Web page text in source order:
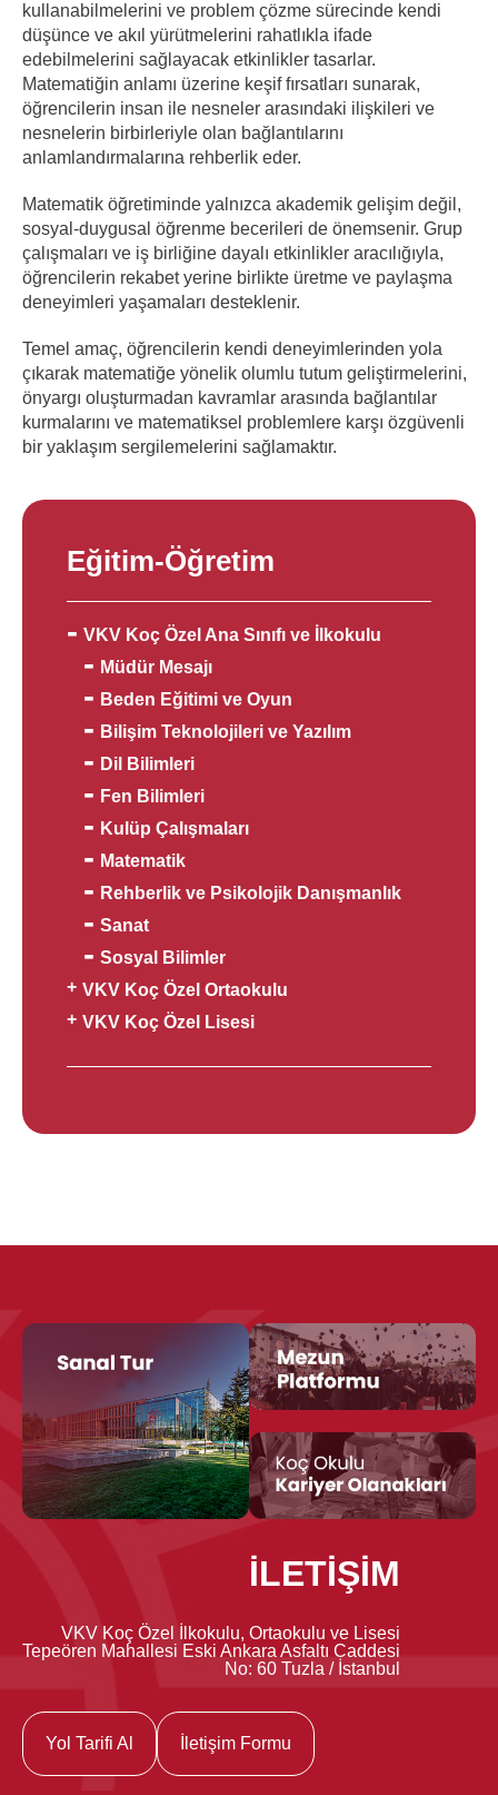
kullanabilmelerini ve problem çözme sürecinde kendi
düşünce ve akıl yürütmelerini rahatlıkla ifade
edebilmelerini sağlayacak etkinlikler tasarlar.
Matematiğin anlamı üzerine keşif fırsatları sunarak,
öğrencilerin insan ile nesneler arasındaki ilişkileri ve
nesnelerin birbirleriyle olan bağlantılarını
anlamlandırmalarına rehberlik eder.
Matematik öğretiminde yalnızca akademik gelişim değil,
sosyal-duygusal öğrenme becerileri de önemsenir. Grup
çalışmaları ve iş birliğine dayalı etkinlikler aracılığıyla,
öğrencilerin rekabet yerine birlikte üretme ve paylaşma
deneyimleri yaşamaları desteklenir.
Temel amaç, öğrencilerin kendi deneyimlerinden yola
çıkarak matematiğe yönelik olumlu tutum geliştirmelerini,
önyargı oluşturmadan kavramlar arasında bağlantılar
kurmalarını ve matematiksel problemlere karşı özgüvenli
bir yaklaşım sergilemelerini sağlamaktır.
Eğitim-Öğretim
VKV Koç Özel Ana Sınıfı ve İlkokulu
Müdür Mesajı
Beden Eğitimi ve Oyun
Bilişim Teknolojileri ve Yazılım
Dil Bilimleri
Fen Bilimleri
Kulüp Çalışmaları
Matematik
Rehberlik ve Psikolojik Danışmanlık
Sanat
Sosyal Bilimler
VKV Koç Özel Ortaokulu
VKV Koç Özel Lisesi
İLETİŞİM
VKV Koç Özel İlkokulu, Ortaokulu ve Lisesi
Tepeören Mahallesi Eski Ankara Asfaltı Caddesi
No: 60 Tuzla / İstanbul
Yol Tarifi Al İletişim Formu